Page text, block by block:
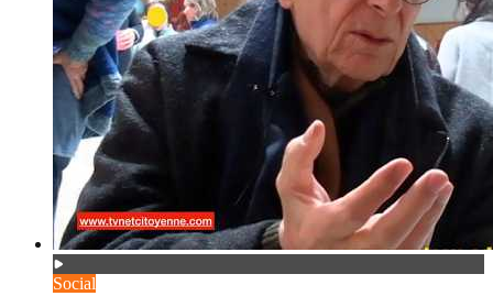
Social